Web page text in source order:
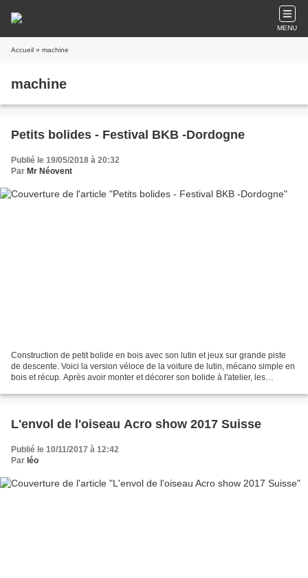
MENU
Accueil » machine
machine
Petits bolides - Festival BKB -Dordogne
Publié le 19/05/2018 à 20:32
Par Mr Néovent
Construction de petit bolide en bois avec son lutin et jeux sur grande piste
de descente. Voici la version véloce de la voiture de lutin, mécano simple en
bois et récup. Après avoir monter et décorer son bolide à l'atelier, les
L'envol de l'oiseau Acro show 2017 Suisse
Publié le 10/11/2017 à 12:42
Par léo